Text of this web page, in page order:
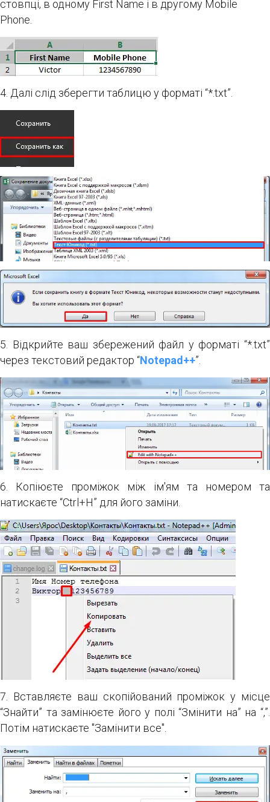
стовпці, в одному First Name і в другому Mobile
Phone.
4. Далі слід зберегти таблицю у форматі “*.txt”.
5. Відкрийте ваш збережений файл у форматі “*.txt”
через текстовий редактор “Notepad++”.
6. Копіюєте проміжок між ім'ям та номером та
натискаєте “Ctrl+H” для його заміни.
7. Вставляєте ваш скопійований проміжок у місце
“Знайти” та замінюєте його у полі “Змінити на” на “,”.
Потім натискаєте "Замінити все".